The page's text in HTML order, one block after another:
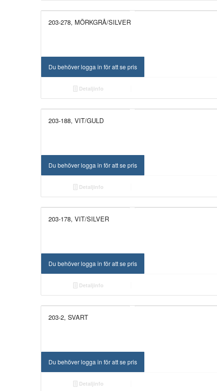
203-278, MÖRKGRÅ/SILVER
Du behöver logga in för att se pris
Detaljinfo
203-188, VIT/GULD
Du behöver logga in för att se pris
Detaljinfo
203-178, VIT/SILVER
Du behöver logga in för att se pris
Detaljinfo
203-2, SVART
Du behöver logga in för att se pris
Detaljinfo